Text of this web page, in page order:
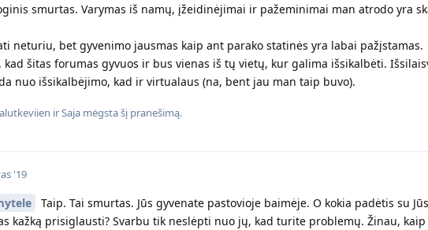
smurtas. Varymas iš namų, įžeidinėjimai ir pažeminimai man atrodo yra
neturiu, bet gyvenimo jausmas kaip ant parako statinės yra labai pažįstamas.
kad šitas forumas gyvuos ir bus vienas iš tų vietų, kur galima išsikalbėti.
nuo išsikalbėjimo, kad ir virtualaus (na, bent jau man taip buvo).
irSaja mėgsta šį pranešimą.
'19
Taip. Tai smurtas. Jūs gyvenate pastovioje baimėje. O kokia padėtis su
kažką prisiglausti? Svarbu tik neslėpti nuo jų, kad turite problemų. Žinau,